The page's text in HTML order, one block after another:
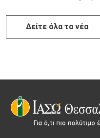
Δείτε όλα τα νέα